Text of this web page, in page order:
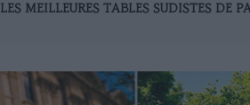
LES MEILLEURES TABLES SUDISTES DE